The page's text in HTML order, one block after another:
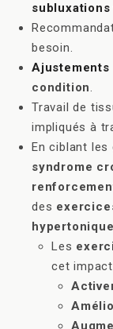
besoin.
condition.
Travail de
impliqués à
En ciblant
syndrome
des
Les
cet